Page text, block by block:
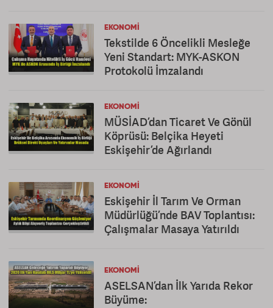
EKONOMI
Tekstilde 6 Öncelikli Mesleğe
Yeni Standart: MYK-ASKON
Protokolü İmzalandı
EKONOMI
MÜSİAD’dan Ticaret Ve Gönül
Köprüsü: Belçika Heyeti
Eskişehir’de Ağırlandı
EKONOMI
Eskişehir İl Tarım Ve Orman
Müdürlüğü’nde BAV Toplantısı:
Çalışmalar Masaya Yatırıldı
EKONOMI
ASELSAN’dan İlk Yarıda Rekor
Büyüme: